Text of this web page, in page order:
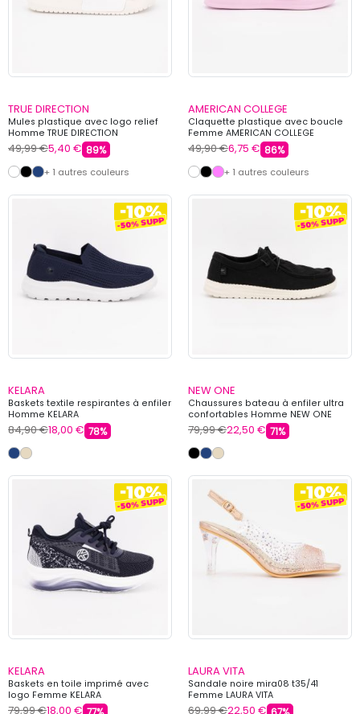
TRUE DIRECTION
Mules plastique avec logo relief
Homme TRUE DIRECTION
49,99 €5,40 € 89%
+ 1 autres couleurs
AMERICAN COLLEGE
Claquette plastique avec boucle
Femme AMERICAN COLLEGE
49,90 €6,75 € 86%
+ 1 autres couleurs
KELARA
Baskets textile respirantes à enfiler
Homme KELARA
84,90 €18,00 € 78%
NEW ONE
Chaussures bateau à enfiler ultra
confortables Homme NEW ONE
79,99 €22,50 € 71%
KELARA
Baskets en toile imprimé avec
logo Femme KELARA
79,99 €18,00 €
LAURA VITA
Sandale noire mira08 t35/41
Femme LAURA VITA
69,99 €22,50 €